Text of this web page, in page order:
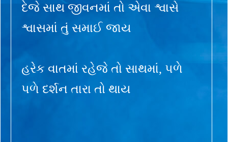
દેજે સાથ જીવનમાં તો એવા શ્વાસે
શ્વાસમાં તું સમાઈ જાય
હરેક વાતમાં રહેજે તો સાથમાં, પળે
પળે દર્શન તારા તો થાય